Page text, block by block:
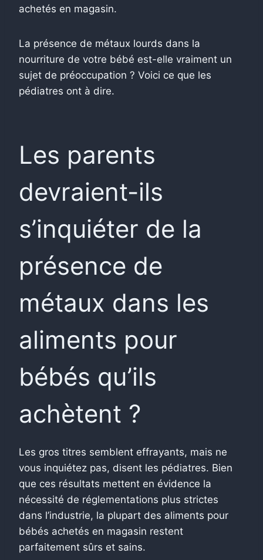
achetés en magasin.
La présence de métaux lourds dans la
nourriture de votre bébé est-elle vraiment un
sujet de préoccupation ? Voici ce que les
pédiatres ont à dire.
Les parents
devraient-ils
s’inquiéter de la
présence de
métaux dans les
aliments pour
bébés qu’ils
achètent ?
Les gros titres semblent effrayants, mais ne
vous inquiétez pas, disent les pédiatres. Bien
que ces résultats mettent en évidence la
nécessité de réglementations plus strictes
dans l’industrie, la plupart des aliments pour
bébés achetés en magasin restent
parfaitement sûrs et sains.